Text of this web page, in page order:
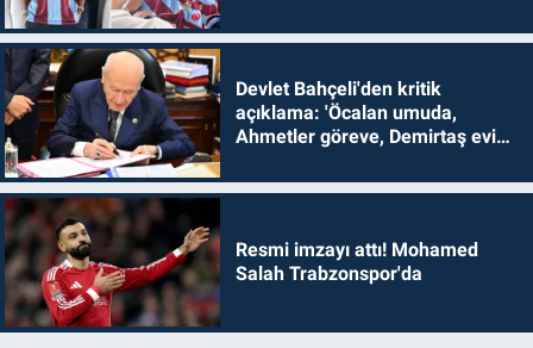
Devlet Bahçeli'den kritik
açıklama: 'Öcalan umuda,
Ahmetler göreve, Demirtaş evine
Resmi imzayı attı! Mohamed
Salah Trabzonspor'da